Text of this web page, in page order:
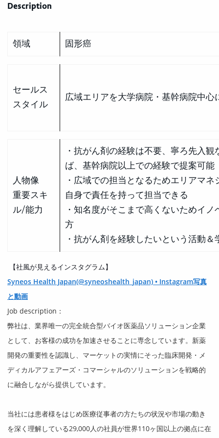
Description
領域 固形癌
セールス
スタイル
広域エリアを大学病院・基幹病院中心
人物像
重要スキ
ル/能力
・抗がん剤の経験は不要、寧ろ先入
ば、基幹病院以上での経験で提案可能
・広域での担当となるためエリアマ
自身で責任を持って担当できる
・知名度がそこまで高くないためイ
方
・抗がん剤を経験したいという活動
【社風が見えるインスタグラム】
Syneos Health Japan(@syneoshealth_japan) • Instagram写真
と動画
Job description：
弊社は、業界唯一の完全統合型バイオ医薬品ソリューション企業
として、お客様の成功を加速させることに専念しています。新薬
開発の重要性を認識し、マーケットの実情にそった臨床開発・メ
ディカルアフェアーズ・コマーシャルのソリューションを戦略的
に融合しながら提供しています。
当社には患者様をはじめ医療従事者の方たちの状況や市場の動き
を深く理解している29,000人の社員が世界110ヶ国以上の拠点に在